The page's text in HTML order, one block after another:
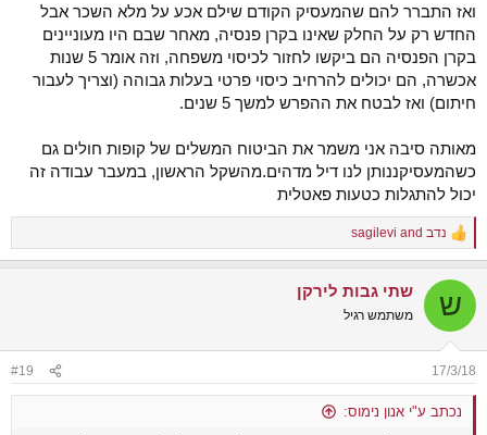
ואז התברר להם שהמעסיק הקודם שילם אכע על מלא השכר אבל
החדש רק על החלק שאינו בקרן פנסיה, מאחר שבם היו מעוניינים
בקרן הפנסיה הם ביקשו לחזור לכיסוי משפחה, וזה אומר 5 שנות
אכשרה, הם יכולים להרחיב כיסוי פרטי בעלות גבוהה (וצריך לעבור
חיתום) ואז לבטח את ההפרש למשך 5 שנים.
מאותה סיבה אני משמר את הביטוח המשלים של קופות חולים גם
כשהמעסיקננותן לנו דיל מדהים.מהשקל הראשון, במעבר עבודה זה
יכול להתגלות כטעות פאטלית
R
e
c
i
s
:
נדב sagilevi
ש שתי גבות לירקן
משתמש רגיל
17/3/18
#19
נכתב ע"י אנון נימוס: